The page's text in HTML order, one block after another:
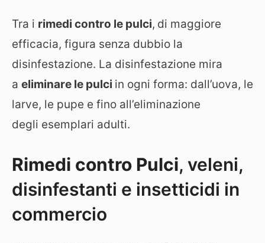
Tra i rimedi contro le pulci, di maggiore
efficacia, figura senza dubbio la
disinfestazione. La disinfestazione mira
a eliminare le pulci in ogni forma: dall’uova, le
larve, le pupe e fino all’eliminazione
degli esemplari adulti.
Rimedi contro Pulci, veleni,
disinfestanti e insetticidi in
commercio